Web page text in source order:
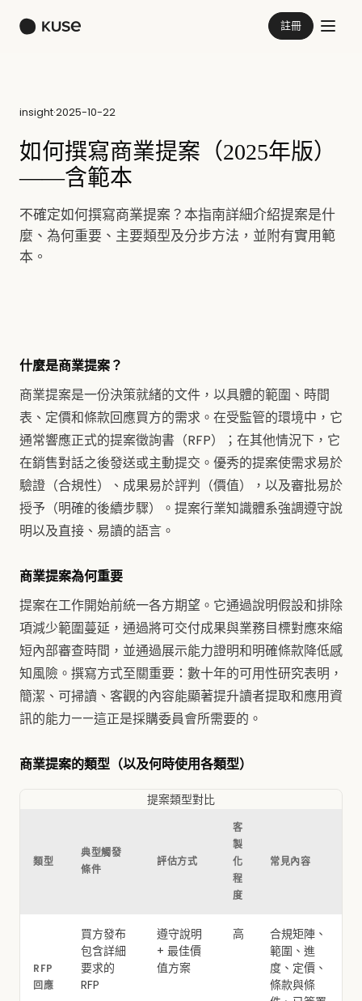
註冊
insight·2025-10-22
如何撰寫商業提案（2025年版）
——含範本
不確定如何撰寫商業提案？本指南詳細介紹提案是什
麼、為何重要、主要類型及分步方法，並附有實用範
本。
什麼是商業提案？
商業提案是一份決策就緒的文件，以具體的範圍、時間
表、定價和條款回應買方的需求。在受監管的環境中，它
通常響應正式的提案徵詢書（RFP）；在其他情況下，它
在銷售對話之後發送或主動提交。優秀的提案使需求易於
驗證（合規性）、成果易於評判（價值），以及審批易於
授予（明確的後續步驟）。提案行業知識體系強調遵守說
明以及直接、易讀的語言。
商業提案為何重要
提案在工作開始前統一各方期望。它通過說明假設和排除
項減少範圍蔓延，通過將可交付成果與業務目標對應來縮
短內部審查時間，並通過展示能力證明和明確條款降低感
知風險。撰寫方式至關重要：數十年的可用性研究表明，
簡潔、可掃讀、客觀的內容能顯著提升讀者提取和應用資
訊的能力——這正是採購委員會所需要的。
商業提案的類型（以及何時使用各類型）
提案類型對比
類型
典型觸發
條件
評估方式
客
製
化
程
度
常見內容
RFP
回應
買方發布
包含詳細
要求的
RFP
遵守說明
+ 最佳價
值方案
高
合規矩陣、
範圍、進
度、定價、
條款與條